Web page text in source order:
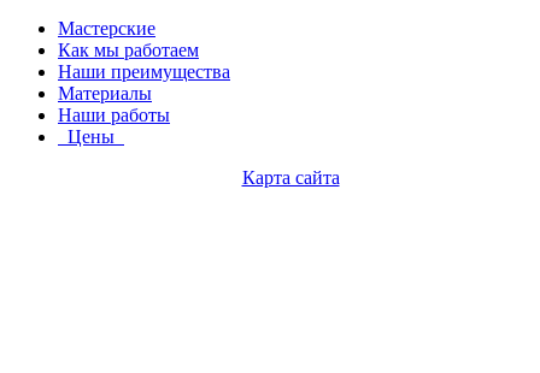
Мастерские
Как мы работаем
Наши преимущества
Материалы
Наши работы
Цены
Карта сайта